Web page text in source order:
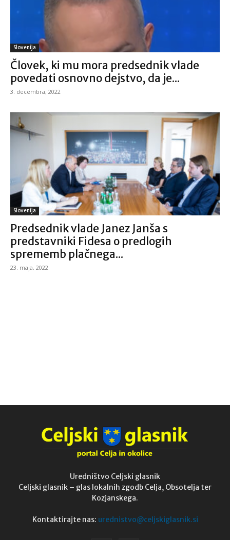
Slovenija
Človek, ki mu mora predsednik vlade
povedati osnovno dejstvo, da je...
3. decembra, 2022
Slovenija
Predsednik vlade Janez Janša s
predstavniki Fidesa o predlogih
sprememb plačnega...
23. maja, 2022
Uredništvo Celjski glasnik
Celjski glasnik – glas lokalnih zgodb Celja, Obsotelja ter
Kozjanskega.
Kontaktirajte nas: urednistvo@celjskiglasnik.si